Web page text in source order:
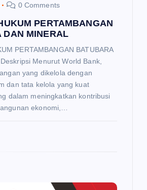
0 Comments
PERTAMBANGAN
DAN MINERAL
PERTAMBANGAN BATUBARA
Menurut World Bank,
yang dikelola dengan
dan tata kelola yang kuat
dalam meningkatkan kontribusi
ekonomi,…